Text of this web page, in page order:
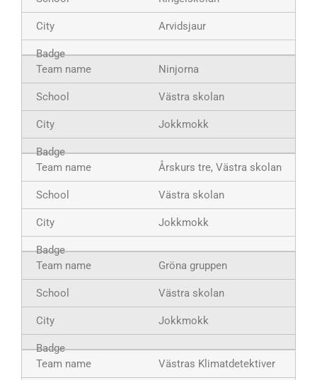
Arvidsjaur
Ninjorna
Västra skolan
Jokkmokk
Årskurs tre, Västra skolan
Västra skolan
Jokkmokk
Gröna gruppen
Västra skolan
Jokkmokk
Västras Klimatdetektiver